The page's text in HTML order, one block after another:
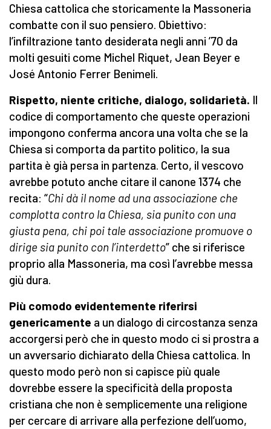
Chiesa cattolica che storicamente la Massoneria
combatte con il suo pensiero. Obiettivo:
l’infiltrazione tanto desiderata negli anni ’70 da
molti gesuiti come Michel Riquet, Jean Beyer e
José Antonio Ferrer Benimeli.
Rispetto, niente critiche, dialogo, solidarietà. Il
codice di comportamento che queste operazioni
impongono conferma ancora una volta che se la
Chiesa si comporta da partito politico, la sua
partita è già persa in partenza. Certo, il vescovo
avrebbe potuto anche citare il canone 1374 che
recita: “Chi dà il nome ad una associazione che
complotta contro la Chiesa, sia punito con una
giusta pena, chi poi tale associazione promuove o
dirige sia punito con l’interdetto” che si riferisce
proprio alla Massoneria, ma così l’avrebbe messa
giù dura.
Più comodo evidentemente riferirsi
genericamente a un dialogo di circostanza senza
accorgersi però che in questo modo ci si prostra a
un avversario dichiarato della Chiesa cattolica. In
questo modo però non si capisce più quale
dovrebbe essere la specificità della proposta
cristiana che non è semplicemente una religione
per cercare di arrivare alla perfezione dell’uomo,